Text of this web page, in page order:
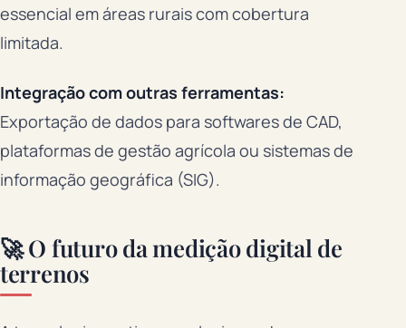
essencial em áreas rurais com cobertura
limitada.
Integração com outras ferramentas:
Exportação de dados para softwares de CAD,
plataformas de gestão agrícola ou sistemas de
informação geográfica (SIG).
🚀 O futuro da medição digital de
terrenos